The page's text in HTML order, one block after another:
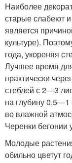
Наиболее
старые слабеют
является
культуре).
года, укореняя
Лучшее время
практически
стеблей с 2—3
на глубину
во влажной
Черенки бегонии
Молодые
обильно цветут